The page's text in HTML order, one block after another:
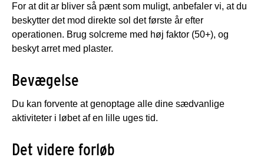
For at dit ar bliver så pænt som muligt, anbefaler vi, at du
beskytter det mod direkte sol det første år efter
operationen. Brug solcreme med høj faktor (50+), og
beskyt arret med plaster.
Bevægelse
Du kan forvente at genoptage alle dine sædvanlige
aktiviteter i løbet af en lille uges tid.
Det videre forløb